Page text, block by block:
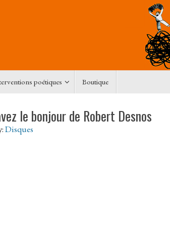
poétiques Boutique
le bonjour de Robert Desnos
Disques